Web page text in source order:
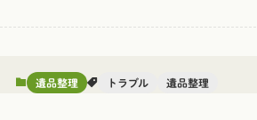
遺品整理 トラブル 遺品整理